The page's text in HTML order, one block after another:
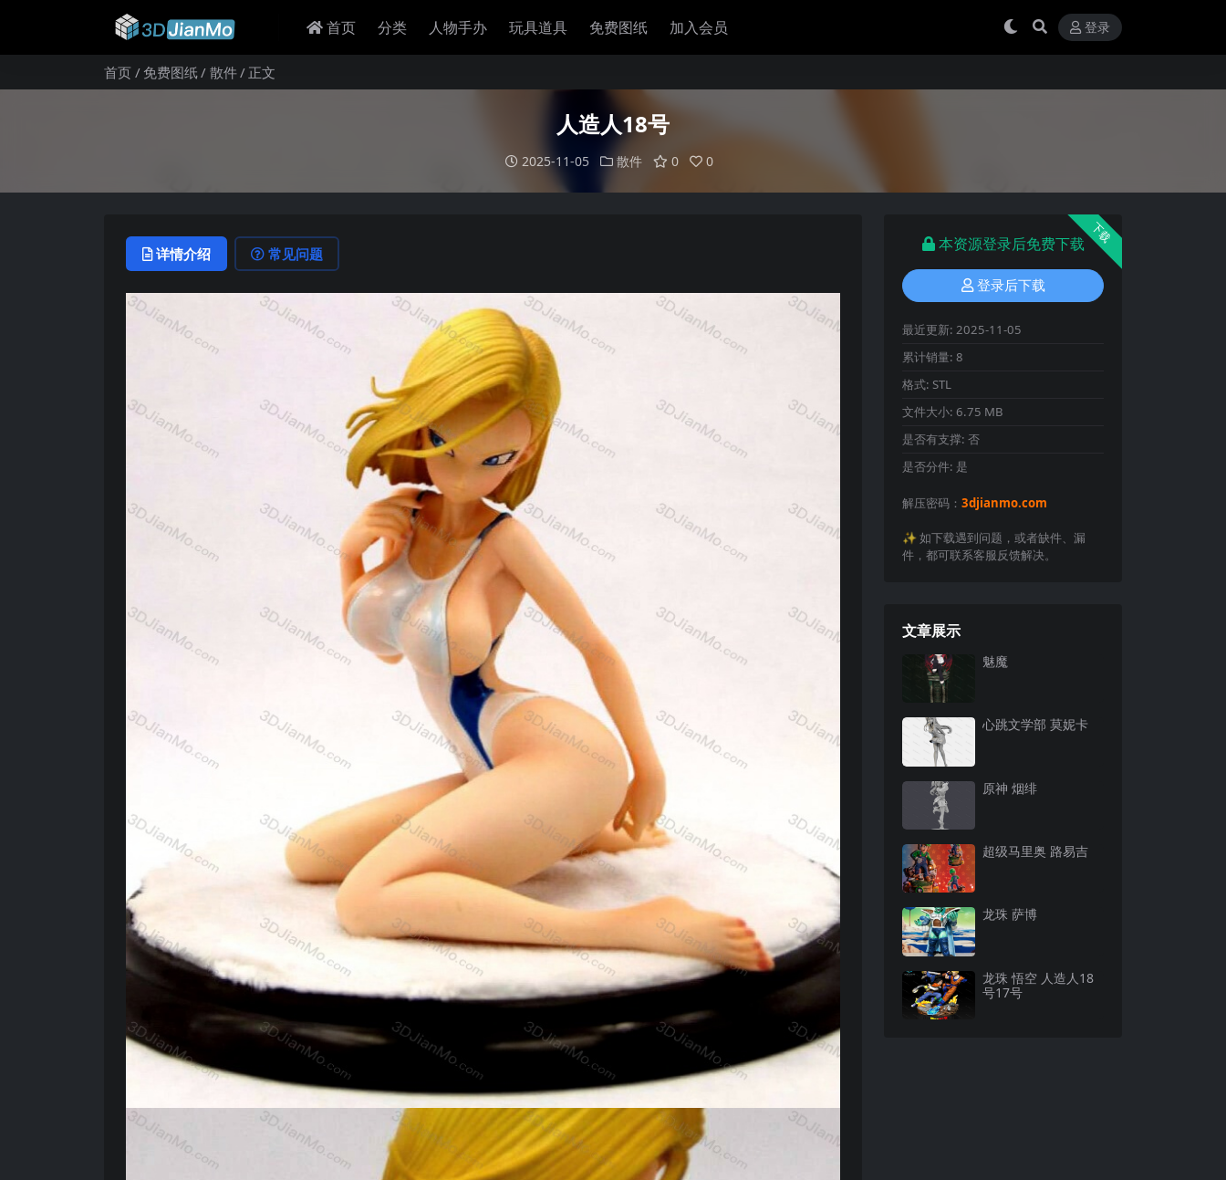
首页 分类 人物手办 玩具道具 免费图纸 加入会员 登录
首页 免费图纸 散件 正文
人造人18号
2025-11-05 散件 0 0
详情介绍 常见问题
下载
本资源登录后免费下载
登录后下载
最近更新: 2025-11-05
累计销量: 8
格式: STL
文件大小: 6.75 MB
是否有支撑: 否
是否分件: 是
解压密码： 3djianmo.com
✨️ 如下载遇到问题，或者缺件、漏
件，都可联系客服反馈解决。
文章展示
魅魔
心跳文学部 莫妮卡
原神 烟绯
超级马里奥 路易吉
龙珠 萨博
龙珠 悟空 人造人18
号17号